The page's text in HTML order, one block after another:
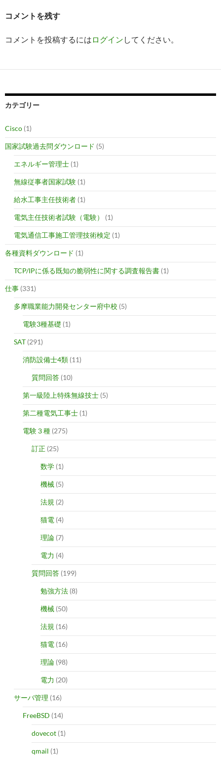
ョ
コメントを残す
コメントを投稿するには ログイン してください。
カテゴリー
Cisco (1)
国家試験過去問ダウンロード (5)
エネルギー管理士 (1)
無線従事者国家試験 (1)
給水工事主任技術者 (1)
電気主任技術者試験（電験） (1)
電気通信工事施工管理技術検定 (1)
各種資料ダウンロード (1)
TCP/IPに係る既知の脆弱性に関する調査報告書 (1)
仕事 (331)
多摩職業能力開発センター府中校 (5)
電験3種基礎 (1)
SAT (291)
消防設備士4類 (11)
質問回答 (10)
第一級陸上特殊無線技士 (5)
第二種電気工事士 (1)
電験３種 (275)
訂正 (25)
数学 (1)
機械 (5)
法規 (2)
猫電 (4)
理論 (7)
電力 (4)
質問回答 (199)
勉強方法 (8)
機械 (50)
法規 (16)
猫電 (16)
理論 (98)
電力 (20)
サーバ管理 (16)
FreeBSD (14)
dovecot (1)
qmail (1)